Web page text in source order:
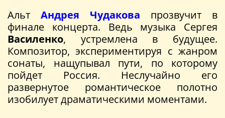
Альт Андрея Чудакова прозвучит в
финале концерта. Ведь музыка Сергея
Василенко, устремлена в будущее.
Композитор, экспериментируя с жанром
сонаты, нащупывал пути, по которому
пойдет Россия. Неслучайно его
развернутое романтическое полотно
изобилует драматическими моментами.